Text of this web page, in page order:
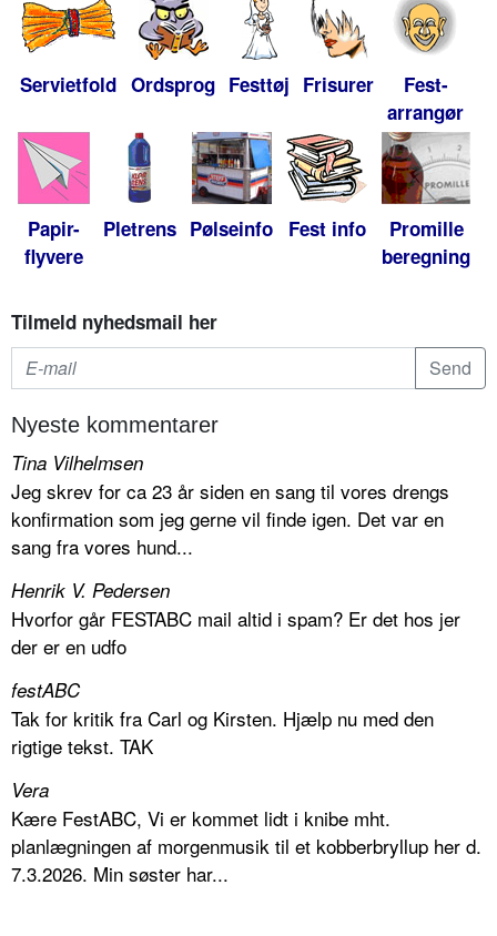
Servietfold Ordsprog Festtøj Frisurer
Fest-
arrangør
Papir-
flyvere
Pletrens Pølseinfo Fest info
Promille
beregning
Tilmeld nyhedsmail her
Nyeste kommentarer
Tina Vilhelmsen
Jeg skrev for ca 23 år siden en sang til vores drengs
konfirmation som jeg gerne vil finde igen. Det var en
sang fra vores hund...
Henrik V. Pedersen
Hvorfor går FESTABC mail altid i spam? Er det hos jer
der er en udfo
festABC
Tak for kritik fra Carl og Kirsten. Hjælp nu med den
rigtige tekst. TAK
Vera
Kære FestABC, Vi er kommet lidt i knibe mht.
planlægningen af morgenmusik til et kobberbryllup her d.
7.3.2026. Min søster har...